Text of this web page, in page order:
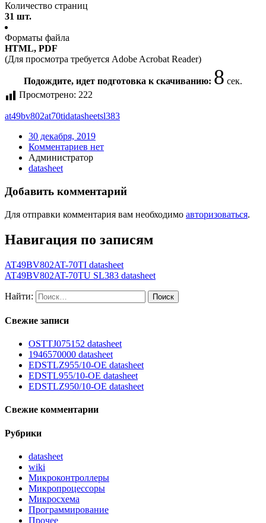
Количество страниц
31 шт.
Форматы файла
HTML, PDF
(Для просмотра требуется Adobe Acrobat Reader)
Подождите, идет подготовка к скачиванию: 8 сек.
Просмотрено: 222
at49bv802at70tidatasheetsl383
30 декабря, 2019
Комментариев нет
Администратор
datasheet
Добавить комментарий
Для отправки комментария вам необходимо авторизоваться.
Навигация по записям
AT49BV802AT-70TI datasheet
AT49BV802AT-70TU SL383 datasheet
Найти:
Свежие записи
OSTTJ075152 datasheet
1946570000 datasheet
EDSTLZ955/10-OE datasheet
EDSTL955/10-OE datasheet
EDSTLZ950/10-OE datasheet
Свежие комментарии
Рубрики
datasheet
wiki
Микроконтроллеры
Микропроцессоры
Микросхема
Программирование
Прочее